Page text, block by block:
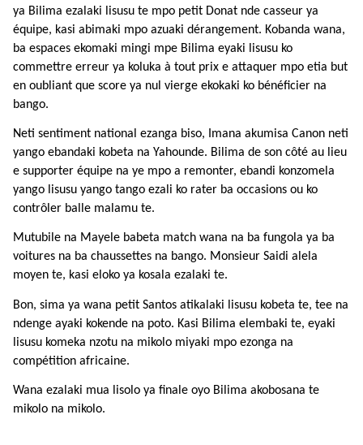
ya Bilima ezalaki lisusu te mpo petit Donat nde casseur ya
équipe, kasi abimaki mpo azuaki dérangement. Kobanda wana,
ba espaces ekomaki mingi mpe Bilima eyaki lisusu ko
commettre erreur ya koluka à tout prix e attaquer mpo etia but
en oubliant que score ya nul vierge ekokaki ko bénéficier na
bango.
Neti sentiment national ezanga biso, Imana akumisa Canon neti
yango ebandaki kobeta na Yahounde. Bilima de son côté au lieu
e supporter équipe na ye mpo a remonter, ebandi konzomela
yango lisusu yango tango ezali ko rater ba occasions ou ko
contrôler balle malamu te.
Mutubile na Mayele babeta match wana na ba fungola ya ba
voitures na ba chaussettes na bango. Monsieur Saidi alela
moyen te, kasi eloko ya kosala ezalaki te.
Bon, sima ya wana petit Santos atikalaki lisusu kobeta te, tee na
ndenge ayaki kokende na poto. Kasi Bilima elembaki te, eyaki
lisusu komeka nzotu na mikolo miyaki mpo ezonga na
compétition africaine.
Wana ezalaki mua lisolo ya finale oyo Bilima akobosana te
mikolo na mikolo.